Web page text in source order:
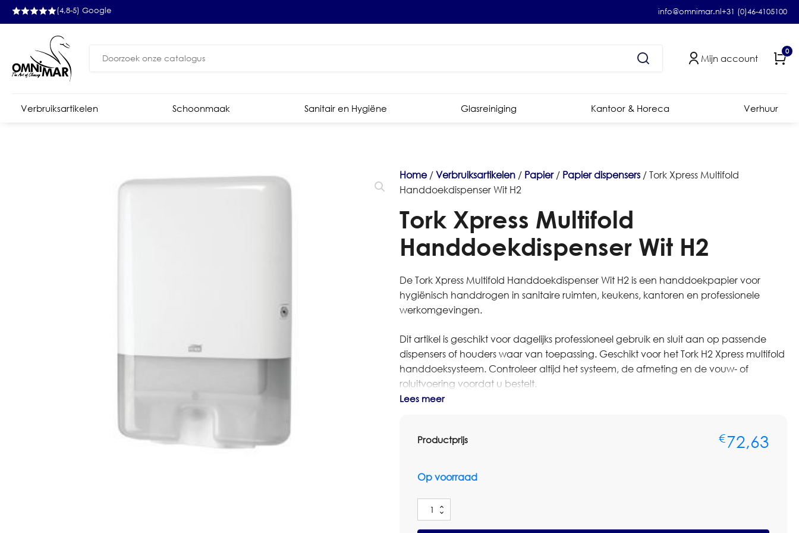
(4,8-5) Google info@omnimar.nl+31 (0)46-4105100
Zoeken
Mijn account
0
Verbruiksartikelen Schoonmaak Sanitair en Hygiëne Glasreiniging Kantoor & Horeca Verhuur
Home/Verbruiksartikelen / Papier/ Papier dispensers / Tork Xpress Multifold
Handdoekdispenser Wit H2
Tork Xpress Multifold
Handdoekdispenser Wit H2
De Tork Xpress Multifold Handdoekdispenser Wit H2 is een handdoekpapier voor
hygiënisch handdrogen in sanitaire ruimten, keukens, kantoren en professionele
werkomgevingen.
Dit artikel is geschikt voor dagelijks professioneel gebruik en sluit aan op passende
dispensers of houders waar van toepassing. Geschikt voor het Tork H2 Xpress multifold
handdoeksysteem. Controleer altijd het systeem, de afmeting en de vouw- of
roluitvoering voordat u bestelt.
denken graag mee over het juiste artikel, het passende systeem, verbruik,
Specificaties
Merk: Tork
Artikelnummer producent: 552000
Lees meer
Productprijs €72,63
Op voorraad
Xpress